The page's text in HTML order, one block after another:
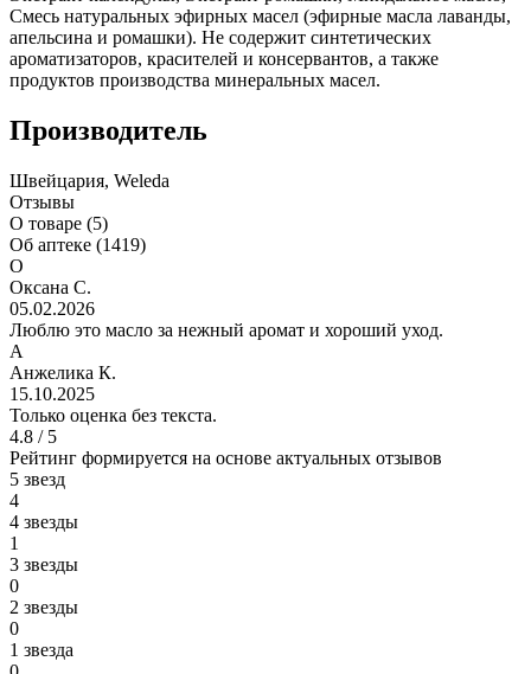
Смесь натуральных эфирных масел (эфирные масла лаванды,
апельсина и ромашки). Не содержит синтетических
ароматизаторов, красителей и консервантов, а также
продуктов производства минеральных масел.
Производитель
Швейцария, Weleda
Отзывы
О товаре (5)
Об аптеке (1419)
О
Оксана С.
05.02.2026
Люблю это масло за нежный аромат и хороший уход.
А
Анжелика К.
15.10.2025
Только оценка без текста.
4.8 / 5
Рейтинг формируется на основе актуальных отзывов
5 звезд
4
4 звезды
1
3 звезды
0
2 звезды
0
1 звезда